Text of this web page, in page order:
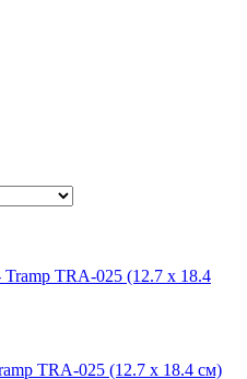
TRA-025 (12.7 х 18.4 см)